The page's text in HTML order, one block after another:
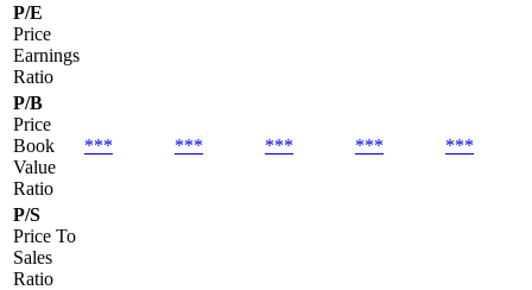
P/E
Price
Earnings
Ratio
P/B
Price
Book
Value
Ratio
*** *** *** *** ***
P/S
Price To
Sales
Ratio